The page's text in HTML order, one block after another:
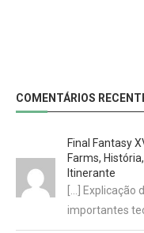
COMENTÁRIOS
Final Fantasy
Farms,
Itinerante
[…]
importantes